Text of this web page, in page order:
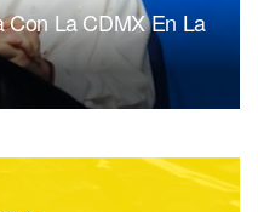
Con La CDMX En La